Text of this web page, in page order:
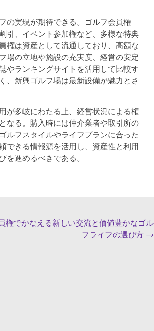
の実現が期待できる。ゴルフ会員権
引、イベント参加権など、多様な特典
権は資産として流通しており、高額な
場の立地や施設の充実度、経営の安定
やランキングサイトを活用して比較す
、新興ゴルフ場は最新設備が魅力とさ
が多岐にわたる上、経営状況による権
なる。購入時には仲介業者や取引所の
ルフスタイルやライフプランに合った
できる情報源を活用し、資産性と利用
進めるべきである。
権でかなえる新しい交流と価値豊かなゴル
フライフの選び方 →